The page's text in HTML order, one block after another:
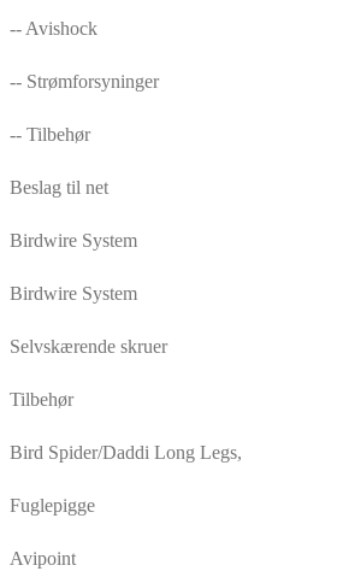
-- Avishock
-- Strømforsyninger
-- Tilbehør
Beslag til net
Birdwire System
Birdwire System
Selvskærende skruer
Tilbehør
Bird Spider/Daddi Long Legs,
Fuglepigge
Avipoint